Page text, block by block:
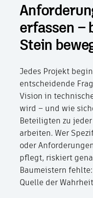
erfassen –
Stein
Jedes Projekt
entscheidende
Vision in
wird – und wie
Beteiligten zu
arbeiten. Wer
oder
pflegt, riskiert
Baumeistern
Quelle der